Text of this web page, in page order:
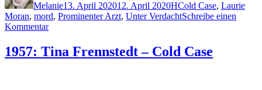
Melanie13. April 202012. April 2020HCold Case, Laurie
Moran, mord, Prominenter Arzt, Unter VerdachtSchreibe einen
Kommentarzu
Mary
Higgins
1957: Tina Frennstedt – Cold Case